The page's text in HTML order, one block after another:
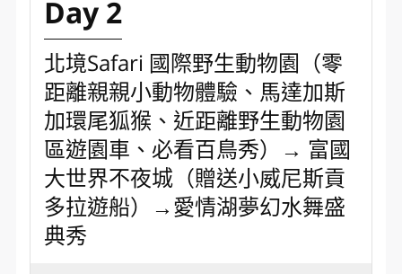
稱，是越南最大的島嶼，人口約七萬多，真正的魚多
人少，海島上山巒起伏，覆蓋著茂密的熱帶叢林，因
其豐富的動植物資源和生物多樣性，2010年富國島國
家公園被劃爲聯合國教科文組織世界生物圈保護區。
溫暖的氣候，清新的空氣，私密度極好的海濱沙灘，
以及樸素的漁民在市場上販售的那些挑逗味蕾的生猛
海鮮，都是你在越南富國島可以享受到的輕鬆與自
在，另外島上留下的法國殖民地時期的文化也值得體
會，或許這種東西方文化的和諧共存，就是越南人懂
得享受慢時光的原因吧。
Day 2